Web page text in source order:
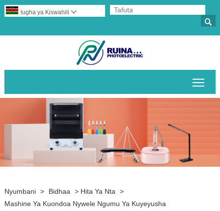

lugha ya Kiswahili 
Nyumbani > Bidhaa > Hita Ya Nta
>
Mashine Ya Kuondoa Nywele Ngumu Ya Kuyeyusha